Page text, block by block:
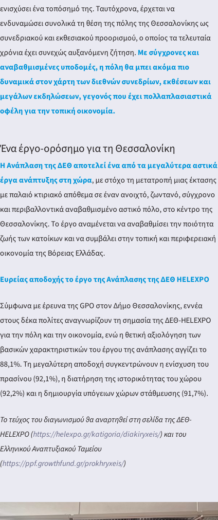
ενισχύσει ένα τοπόσημό της. Ταυτόχρονα, έρχεται να
ενδυναμώσει συνολικά τη θέση της πόλης της Θεσσαλονίκης ως
συνεδριακού και εκθεσιακού προορισμού, ο οποίος τα τελευταία
χρόνια έχει συνεχώς αυξανόμενη ζήτηση. Με σύγχρονες και
αναβαθμισμένες υποδομές, η πόλη θα μπει ακόμα πιο
δυναμικά στον χάρτη των διεθνών συνεδρίων, εκθέσεων και
μεγάλων εκδηλώσεων, γεγονός που έχει πολλαπλασιαστικά
οφέλη για την τοπική οικονομία.
Ένα έργο-ορόσημο για τη Θεσσαλονίκη
Η Ανάπλαση της ΔΕΘ αποτελεί ένα από τα μεγαλύτερα αστικά
έργα ανάπτυξης στη χώρα, με στόχο τη μετατροπή μιας έκτασης
με παλαιό κτιριακό απόθεμα σε έναν ανοιχτό, ζωντανό, σύγχρονο
και περιβαλλοντικά αναβαθμισμένο αστικό πόλο, στο κέντρο της
Θεσσαλονίκης. Το έργο αναμένεται να αναβαθμίσει την ποιότητα
ζωής των κατοίκων και να συμβάλει στην τοπική και περιφερειακή
οικονομία της Βόρειας Ελλάδας.
Ευρείας αποδοχής το έργο της Ανάπλασης της ΔΕΘ HELEXPO
Σύμφωνα με έρευνα της GPO στον Δήμο Θεσσαλονίκης, εννέα
στους δέκα πολίτες αναγνωρίζουν τη σημασία της ΔΕΘ-HELEXPO
για την πόλη και την οικονομία, ενώ η θετική αξιολόγηση των
βασικών χαρακτηριστικών του έργου της ανάπλασης αγγίζει το
88,1%. Τη μεγαλύτερη αποδοχή συγκεντρώνουν η ενίσχυση του
πρασίνου (92,1%), η διατήρηση της ιστορικότητας του χώρου
(92,2%) και η δημιουργία υπόγειων χώρων στάθμευσης (91,7%).
Το τεύχος του διαγωνισμού θα αναρτηθεί στη σελίδα της ΔΕΘ-
HELEXPO (https://helexpo.gr/katigoria/diakiryxeis/) και του
Ελληνικού Αναπτυξιακού Ταμείου
(https://ppf.growthfund.gr/prokhryxeis/)